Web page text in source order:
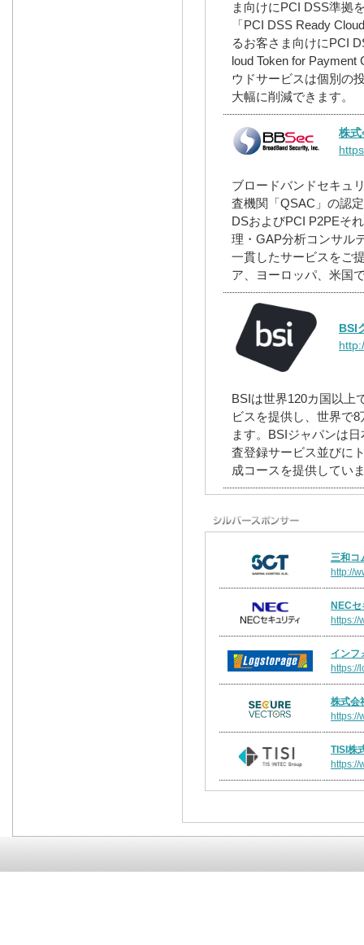
ま向けにPCI DSS準拠
「PCI DSS Ready
るお客さま向けにPCI
loud Token for
ウドサービスは個別の
大幅に削減できます。
株式
ブロードバンドセキュ
査機関「QSAC」の認
DSおよびPCI P2PEそ
理・GAP分析コンサル
一貫したサービスをご
ア、ヨーロッパ、米国
BSI
BSIは世界120カ国以上
ビスを提供し、世界で
ます。BSIジャパンは
査登録サービス並びに
成コースを提供してい
三和コ
http://
NEC
https://
インフ
https://
株式会
https://
TISI株
https://